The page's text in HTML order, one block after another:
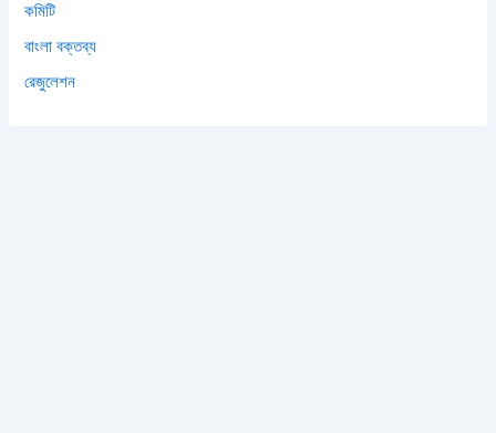
কমিটি
বাংলা বক্তব্য
রেজুলেশন